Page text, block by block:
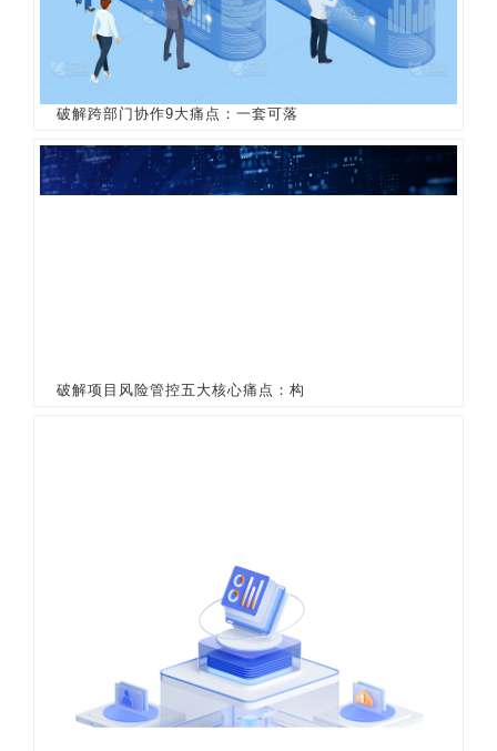
破解跨部门协作9大痛点：一套可落
破解项目风险管控五大核心痛点：构